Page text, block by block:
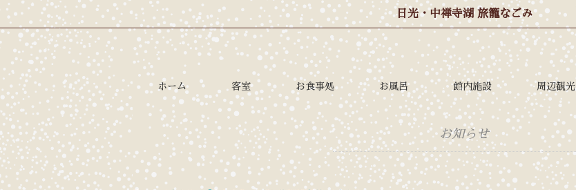
日光・中禅寺湖 旅籠なごみ
ホーム 客室 お食事処 お風呂 館内施設 周辺観光
お知らせ